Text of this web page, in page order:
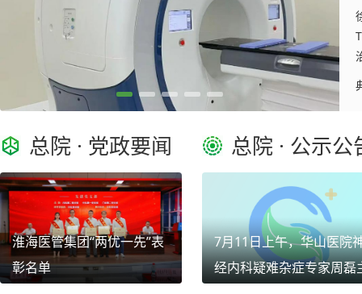
总院 · 党政要闻
淮海医管集团“两优一先”表
彰名单
总院 · 公示公
7月11日上午，华山医院
经内科疑难杂症专家周磊